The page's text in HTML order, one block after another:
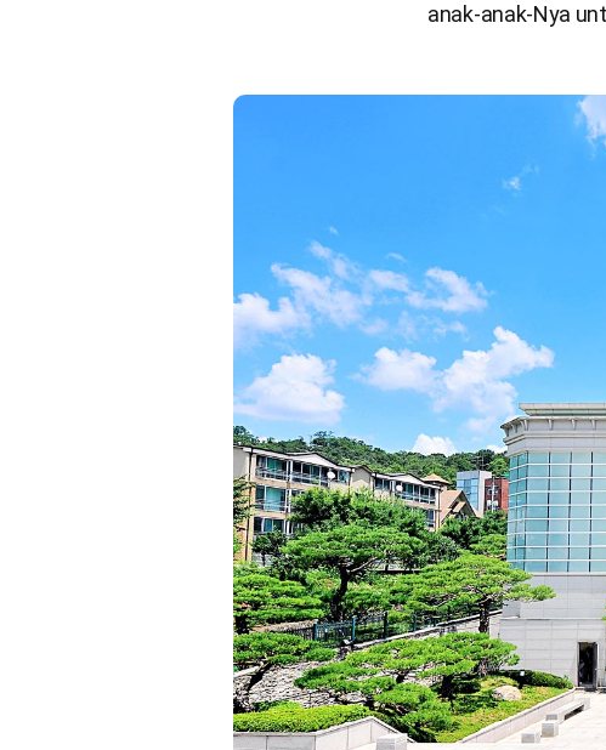
anak-anak-Nya